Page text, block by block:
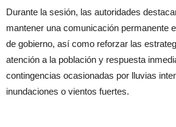
Durante la sesión, las autoridades
mantener una comunicación permanente
de gobierno, así como reforzar las
atención a la población y respuesta
contingencias ocasionadas por lluvias
inundaciones o vientos fuertes.